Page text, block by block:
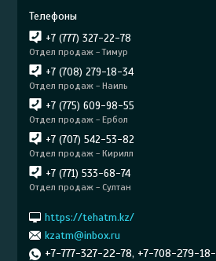
+7 (777) 327-22-78
Отдел продаж - Тимур
+7 (708) 279-18-34
Отдел продаж - Наиль
+7 (775) 609-98-55
Отдел продаж - Ербол
+7 (707) 542-53-82
Отдел продаж - Кирилл
+7 (771) 533-68-74
Отдел продаж - Султан
https://tehatm.kz/
kzatm@inbox.ru
+7-777-327-22-78, +7-708-279-18-